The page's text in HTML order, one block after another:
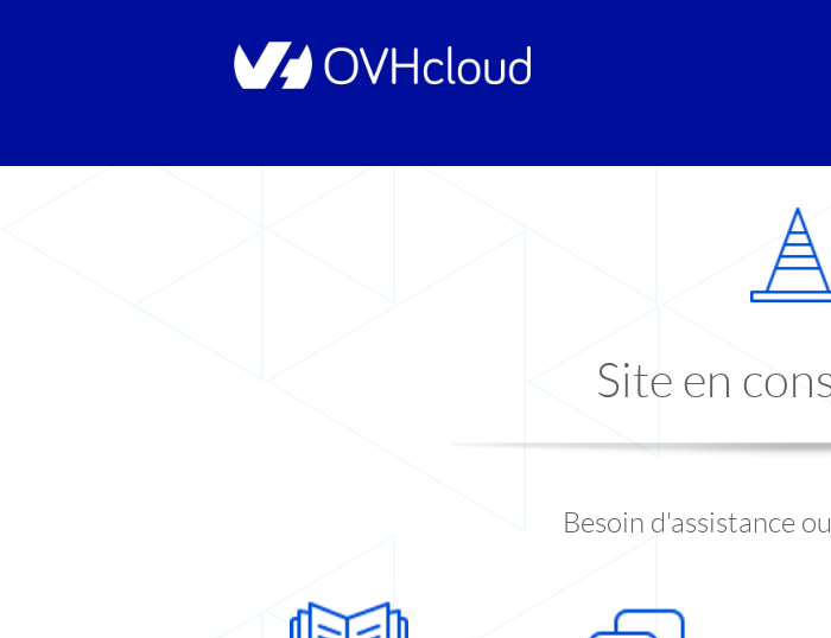
Site en
Besoin d'assistance